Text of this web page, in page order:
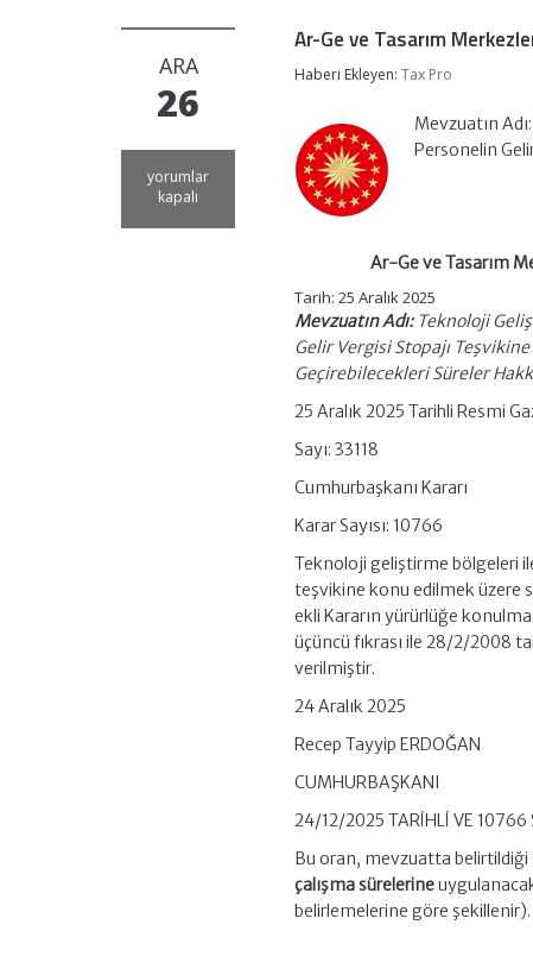
ARA
26
Ar-
Ge
yorumlar
kapalı
Ar-Ge ve Tasarım
Haberi Ekleyen:Tax Pro
Mevzuatın
Personelin
Ar-Ge ve Tasarım
Tarih:25 Aralık 2025
Mevzuatın Adı:Teknoloji
Gelir Vergisi Stopajı
Geçirebilecekleri Süreler
25 Aralık 2025 Tarihli Resmi
Sayı: 33118
Cumhurbaşkanı Kararı
Karar Sayısı: 10766
Teknoloji geliştirme bölgeleri
teşvikine konu edilmek üzere
ekli Kararın yürürlüğe
üçüncü fıkrası ile 28/2/2008
verilmiştir.
24 Aralık 2025
Recep Tayyip ERDOĞAN
CUMHURBAŞKANI
24/12/2025 TARİHLİ VE 10766
Bu oran, mevzuatta
çalışma sürelerine
belirlemelerine göre şekillenir).